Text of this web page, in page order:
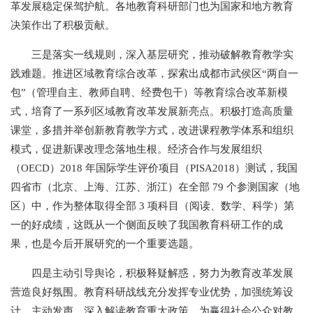
革发展稳定保驾护航。各地教育科研部门也为国家和地方教育
决策作出了积极贡献。
三是落实一线规则，深入基层研究，推动破解教育教学实
践难题。推进区域教育综合改革，探索出成都市武侯区“两自一
包”（管理自主、教师自聘、经费包干）等教育综合改革新模
式，培育了一系列区域教育改革发展新亮点。积极打造高质量
课堂，多措并举创新教育教学方式，改进课程教学体系和组织
模式，促进新课改理念落地生根。经济合作与发展组织
（OECD）2018 年国际学生评价项目（PISA2018）测试，我国
四省市（北京、上海、江苏、浙江）在全部 79 个参测国家（地
区）中，作为整体取得全部 3 项科目（阅读、数学、科学）第
一的好成绩，这既从一个侧面反映了我国教育科研工作的成
果，也是今后开展研究的一个重要选题。
四是主动引导舆论，积极释疑解惑，努力为教育改革发展
营造良好氛围。教育科研战线充分发挥专业优势，加强统筹设